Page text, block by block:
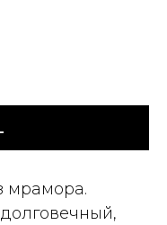
мрамора.